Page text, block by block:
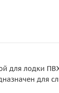
для лодки
для